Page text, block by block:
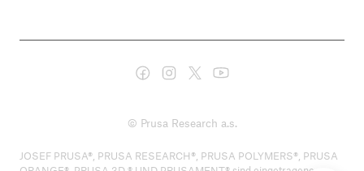
© Prusa Research a.s.
JOSEF PRUSA®, PRUSA RESEARCH®, PRUSA POLYMERS®, PRUSA